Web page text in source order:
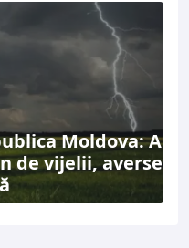
Moldova: A
de vijelii, averse